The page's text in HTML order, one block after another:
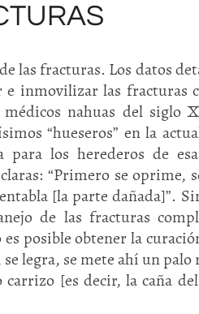
las fracturas. Los datos
e inmovilizar las fracturas
nahuas del siglo
“hueseros” en la
los herederos de
“Primero se oprime,
[la parte dañada]”.
de las fracturas
posible obtener la
legra, se mete ahí un palo
[es decir, la caña